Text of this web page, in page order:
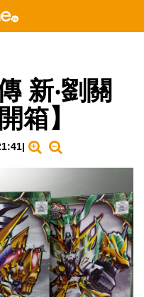
新‧劉關
箱】
|